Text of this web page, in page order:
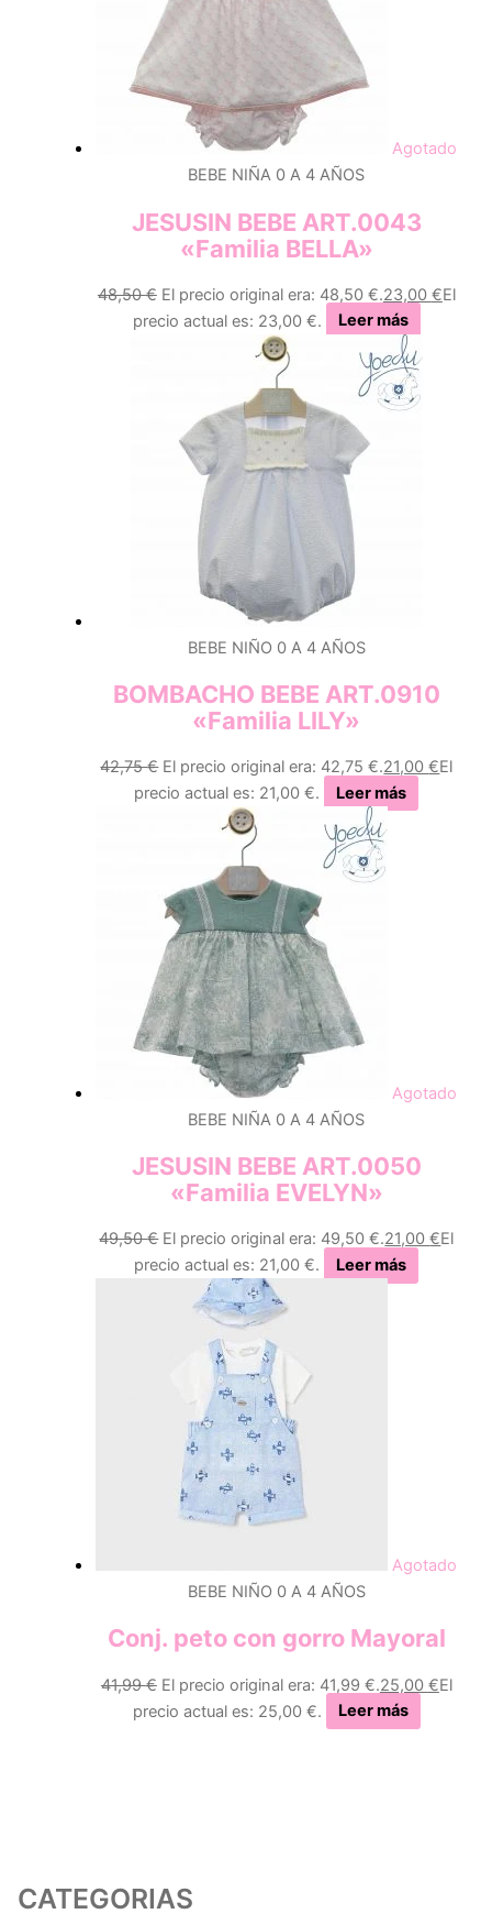
CATEGORIAS
Agotado
BEBE NIÑA 0 A 4 AÑOS
JESUSIN BEBE ART.0043
«Familia BELLA»
48,50€ El precio original era: 48,50 €.23,00 €El
precio actual es: 23,00 €.
Leer más
BEBE NIÑO 0 A 4 AÑOS
BOMBACHO BEBE ART.0910
«Familia LILY»
42,75€ El precio original era: 42,75 €.21,00€El
precio actual es: 21,00 €.
Leer más
Agotado
BEBE NIÑA 0 A 4 AÑOS
JESUSIN BEBE ART.0050
«Familia EVELYN»
49,50€ El precio original era: 49,50 €.21,00€El
precio actual es: 21,00 €.
Leer más
Agotado
BEBE NIÑO 0 A 4 AÑOS
Conj. peto con gorro Mayoral
41,99€ El precio original era: 41,99 €.25,00 €El
precio actual es: 25,00 €.
Leer más